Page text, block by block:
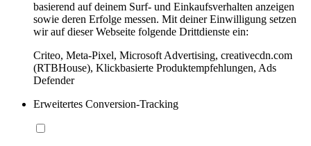
basierend auf deinem Surf- und Einkaufsverhalten anzeigen
sowie deren Erfolge messen. Mit deiner Einwilligung setzen
wir auf dieser Webseite folgende Drittdienste ein:
Criteo, Meta-Pixel, Microsoft Advertising, creativecdn.com
(RTBHouse), Klickbasierte Produktempfehlungen, Ads
Defender
Erweitertes Conversion-Tracking